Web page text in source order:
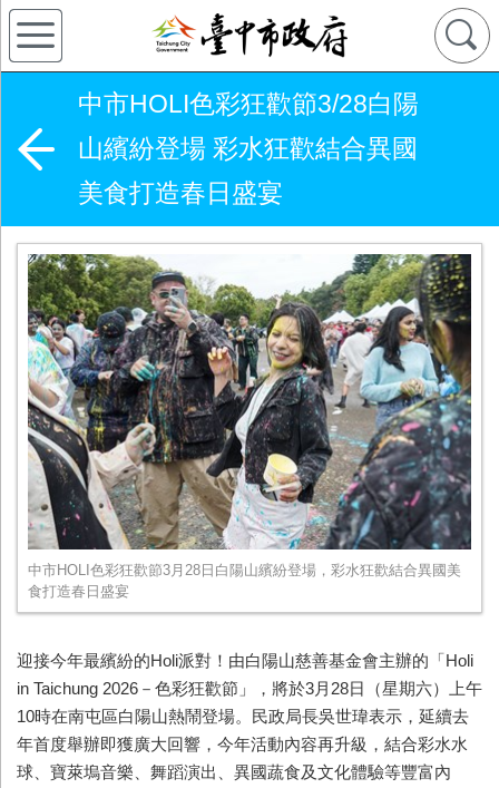
中市HOLI色彩狂歡節3/28白陽
山繽紛登場 彩水狂歡結合異國
美食打造春日盛宴
中市HOLI色彩狂歡節3月28日白陽山繽紛登場，彩水狂歡結合異國美
食打造春日盛宴
迎接今年最繽紛的Holi派對！由白陽山慈善基金會主辦的「Holi
in Taichung 2026－色彩狂歡節」，將於3月28日（星期六）上午
10時在南屯區白陽山熱鬧登場。民政局長吳世瑋表示，延續去
年首度舉辦即獲廣大回響，今年活動內容再升級，結合彩水水
球、寶萊塢音樂、舞蹈演出、異國蔬食及文化體驗等豐富內